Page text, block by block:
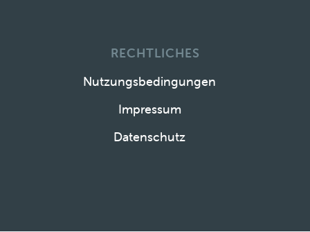
RECHTLICHES
Nutzungsbedingungen
Impressum
Datenschutz